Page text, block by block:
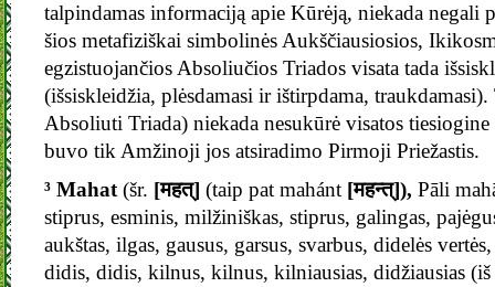
talpindamas informaciją apie Kūrėją, niekada negali
šios metafiziškai simbolinės Aukščiausiosios,
egzistuojančios Absoliučios Triados visata tada
(išsiskleidžia, plėsdamasi ir ištirpdama,
Absoliuti Triada) niekada nesukūrė visatos
buvo tik Amžinoji jos atsiradimo Pirmoji Priežastis.
³ Mahat(šr. [महत्] (taip pat mahánt [महन्त्]), Pāli
stiprus, esminis, milžiniškas, stiprus, galingas,
aukštas, ilgas, gausus, garsus, svarbus, didelės
didis, didis, kilnus, kilnus, kilniausias, didžiausias